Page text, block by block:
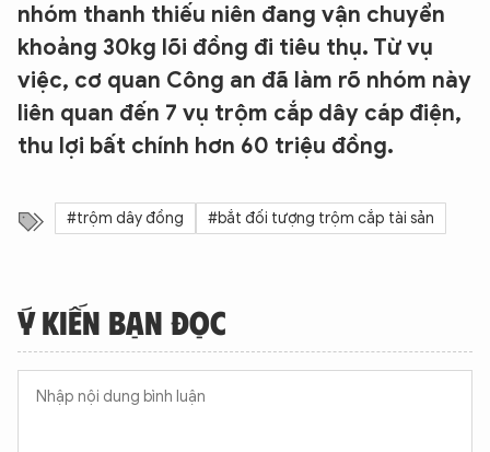
nhóm thanh thiếu niên đang vận chuyển
khoảng 30kg lõi đồng đi tiêu thụ. Từ vụ
việc, cơ quan Công an đã làm rõ nhóm này
liên quan đến 7 vụ trộm cắp dây cáp điện,
thu lợi bất chính hơn 60 triệu đồng.
#trộm dây đồng #bắt đối tượng trộm cắp tài sản
Ý KIẾN BẠN ĐỌC